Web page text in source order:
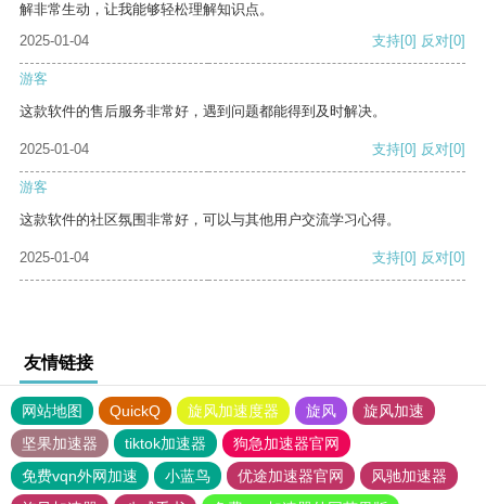
解非常生动，让我能够轻松理解知识点。
2025-01-04
支持[0] 反对[0]
游客
这款软件的售后服务非常好，遇到问题都能得到及时解决。
2025-01-04 支持[0] 反对[0]
游客
这款软件的社区氛围非常好，可以与其他用户交流学习心得。
2025-01-04 支持[0] 反对[0]
友情链接
网站地图 QuickQ 旋风加速度器 旋风
旋风加速
坚果加速器
tiktok加速器
狗急加速器官网
免费vqn外网加速
小蓝鸟 优途加速器官网
风驰加速器